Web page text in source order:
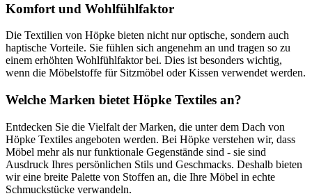
Komfort und Wohlfühlfaktor
Die Textilien von Höpke bieten nicht nur optische, sondern auch
haptische Vorteile. Sie fühlen sich angenehm an und tragen so zu
einem erhöhten Wohlfühlfaktor bei. Dies ist besonders wichtig,
wenn die Möbelstoffe für Sitzmöbel oder Kissen verwendet werden.
Welche Marken bietet Höpke Textiles an?
Entdecken Sie die Vielfalt der Marken, die unter dem Dach von
Höpke Textiles angeboten werden. Bei Höpke verstehen wir, dass
Möbel mehr als nur funktionale Gegenstände sind - sie sind
Ausdruck Ihres persönlichen Stils und Geschmacks. Deshalb bieten
wir eine breite Palette von Stoffen an, die Ihre Möbel in echte
Schmuckstücke verwandeln.